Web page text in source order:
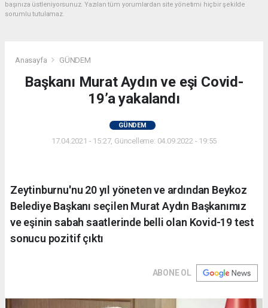
başınıza üstleniyorsunuz. Yazılan tüm yorumlardan site yönetimi hiçbir şekilde
sorumlu tutulamaz.
Anasayfa GÜNDEM
Başkanı Murat Aydın ve eşi Covid-
19’a yakalandı
GÜNDEM
17.04.2021 - 15:27, Güncelleme: 04.09.2022 - 19:55
Zeytinburnu'nu 20 yıl yöneten ve ardından Beykoz
Belediye Başkanı seçilen Murat Aydın Başkanımız
ve eşinin sabah saatlerinde belli olan Kovid-19 test
sonucu pozitif çıktı
ABONE OL